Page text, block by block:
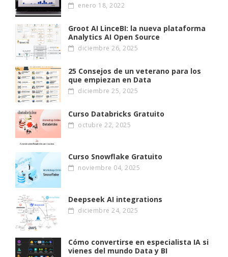
enero 18, 2022
Groot AI LinceBI: la nueva plataforma
Analytics AI Open Source
diciembre 26, 2025
25 Consejos de un veterano para los
que empiezan en Data
diciembre 25, 2025
Curso Databricks Gratuito
octubre 22, 2025
Curso Snowflake Gratuito
noviembre 04, 2025
Deepseek AI integrations
diciembre 24, 2025
Cómo convertirse en especialista IA si
vienes del mundo Data y BI